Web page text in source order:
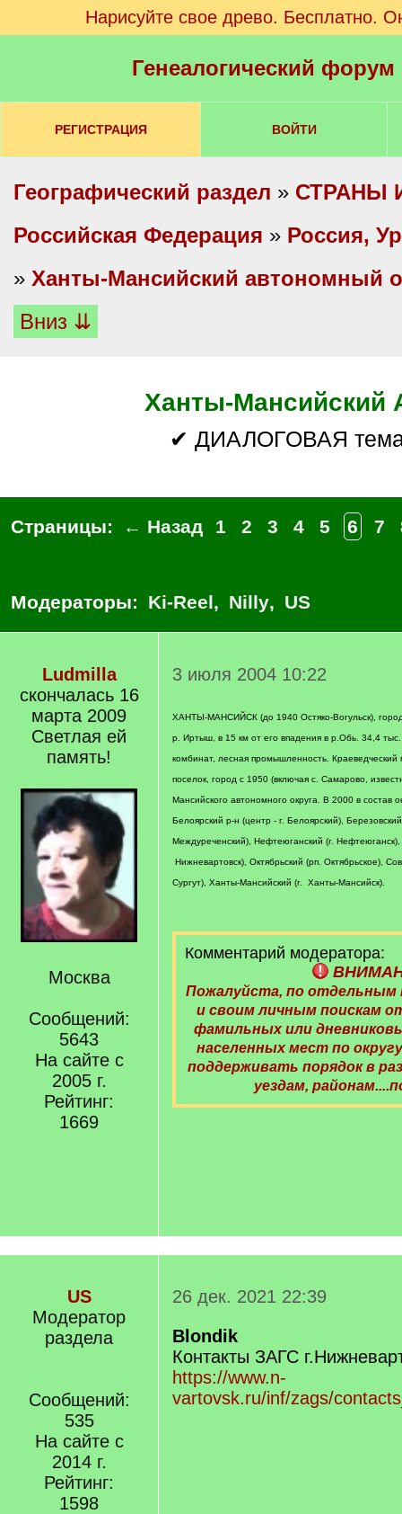
Нарисуйте свое древо. Бесплатно.
Генеалогический
РЕГИСТРАЦИЯ ВОЙТИ
Географический раздел » СТРАНЫ
Российская Федерация » Россия,
» Ханты-Мансийский автономный
Вниз ⇊
Ханты-Мансийский
✔ ДИАЛОГОВАЯ
Страницы: ← Назад 1 2 3 4 5 6 7
Модераторы: Ki-Reel, Nilly, US
Ludmilla
скончалась 16
марта 2009
Светлая ей
память!
Москва
Сообщений:
5643
На сайте с
2005 г.
Рейтинг:
1669
3 июля 2004 10:22
ХАНТЫ-МАНСИЙСК (до 1940 Остяко-Вогульск),
р. Иртыш, в 15 км от его впадения в р.Обь. 34,4
комбинат, лесная промышленность.
поселок, город с 1950 (включая с. Самарово,
Мансийского автономного округа. В 2000 в состав
Белоярский р-н (центр - г. Белоярский),
Междуреченский), Нефтеюганский (г. Нефтеюганск),
Нижневартовск), Октябрьский (рп. Октябрьское),
Сургут), Ханты-Мансийский (г. Ханты-Мансийск).
Комментарий модератора:
Пожалуйста, по отдельным
и своим личным поискам
фамильных или
населенных мест по
поддерживать порядок в
уездам,
US
Модератор
раздела
Сообщений:
535
На сайте с
2014 г.
Рейтинг:
1598
26 дек. 2021 22:39
Blondik
Контакты ЗАГС
https://www.n-
vartovsk.ru/inf/zags/